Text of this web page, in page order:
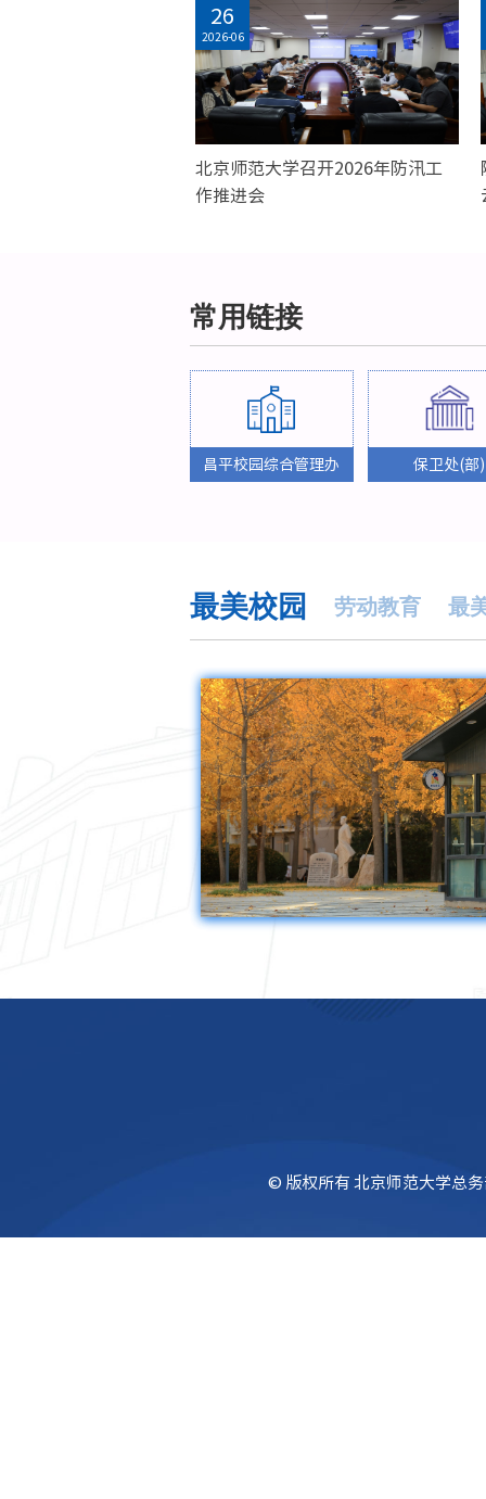
26
2026-06
北京师范大学召开2026年防汛工
作推进会
常用链接
昌平校园综合管理办 保卫处(部)
最美校园 劳动教育 最
© 版权所有 北京师范大学总